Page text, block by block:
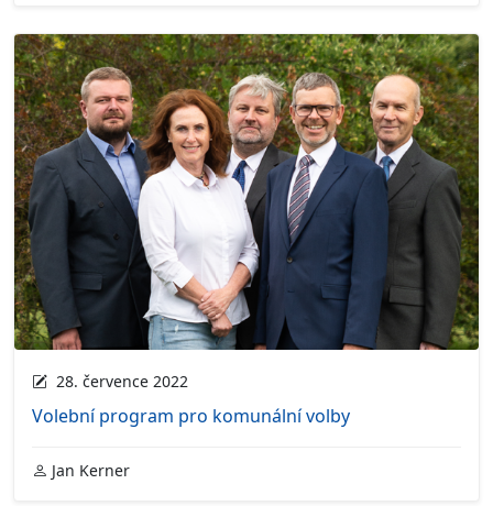
28. července 2022
Volební program pro komunální volby
Jan Kerner